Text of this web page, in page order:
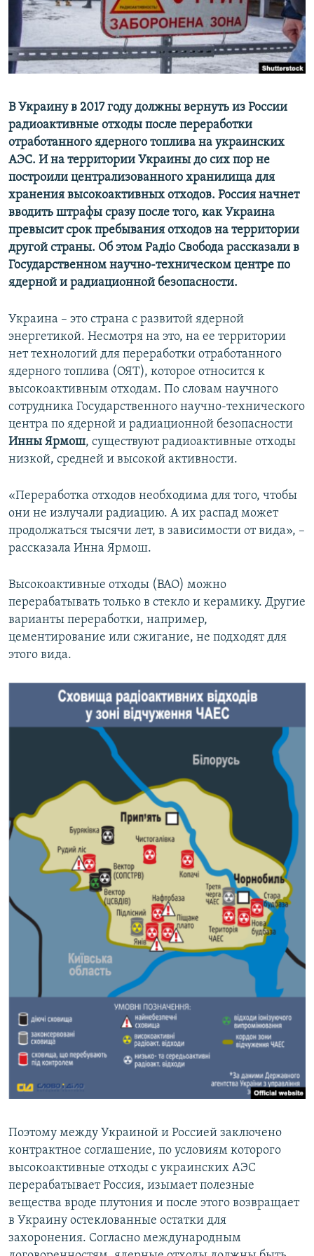
ПОБЕДИТЕЛЕЙ НЕ СУДЯТ?
КРЫМ.НЕПОКОРЕННЫЙ
ELIFBE
ПРИСОЕДИНЯЙТЕСЬ!
Все сайты RFE/RL
В Украину в 2017 году должны вернуть из России
радиоактивные отходы после переработки
отработанного ядерного топлива на украинских
АЭС. И на территории Украины до сих пор не
построили централизованного хранилища для
хранения высокоактивных отходов. Россия начнет
вводить штрафы сразу после того, как Украина
превысит срок пребывания отходов на территории
другой страны. Об этом Радіо Свобода рассказали в
Государственном научно-техническом центре по
ядерной и радиационной безопасности.
Украина – это страна с развитой ядерной
энергетикой. Несмотря на это, на ее территории
нет технологий для переработки отработанного
ядерного топлива (ОЯТ), которое относится к
высокоактивным отходам. По словам научного
сотрудника Государственного научно-технического
центра по ядерной и радиационной безопасности
Инны Ярмош, существуют радиоактивные отходы
низкой, средней и высокой активности.
«Переработка отходов необходима для того, чтобы
они не излучали радиацию. А их распад может
продолжаться тысячи лет, в зависимости от вида», –
рассказала Инна Ярмош.
Высокоактивные отходы (ВАО) можно
перерабатывать только в стекло и керамику. Другие
варианты переработки, например,
цементирование или сжигание, не подходят для
этого вида.
Поэтому между Украиной и Россией заключено
контрактное соглашение, по условиям которого
высокоактивные отходы с украинских АЭС
перерабатывает Россия, изымает полезные
вещества вроде плутония и после этого возвращает
в Украину остеклованные остатки для
захоронения. Согласно международным